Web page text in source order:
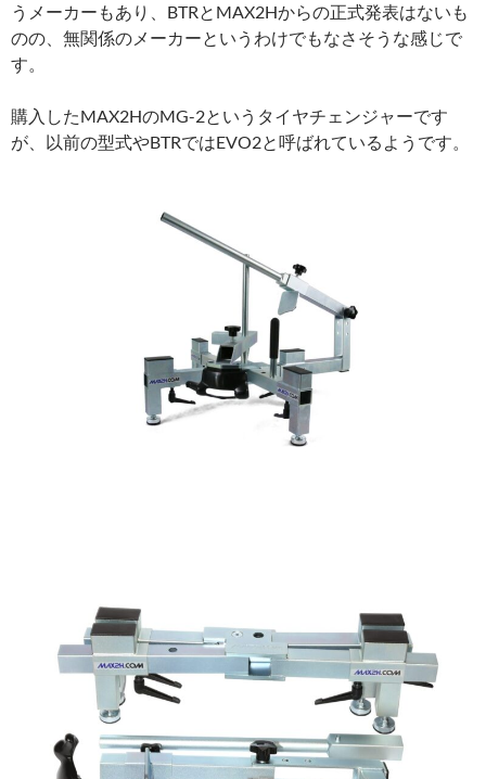
うメーカーもあり、BTRとMAX2Hからの正式発表はないも
のの、無関係のメーカーというわけでもなさそうな感じで
す。
購入したMAX2HのMG-2というタイヤチェンジャーです
が、以前の型式やBTRではEVO2と呼ばれているようです。